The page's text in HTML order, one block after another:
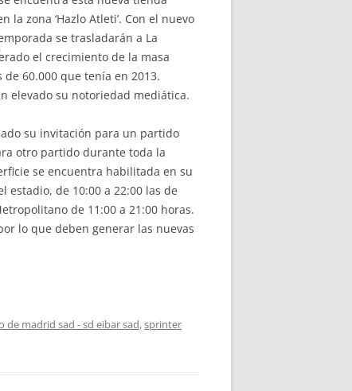
zona ‘Hazlo Atleti’. Con el nuevo
se trasladarán a La
el crecimiento de la masa
60.000 que tenía en 2013.
elevado su notoriedad mediática.
su invitación para un partido
otro partido durante toda la
se encuentra habilitada en su
estadio, de 10:00 a 22:00 las de
de 11:00 a 21:00 horas.
lo que deben generar las nuevas
de madrid sad - sd eibar sad,sprinter